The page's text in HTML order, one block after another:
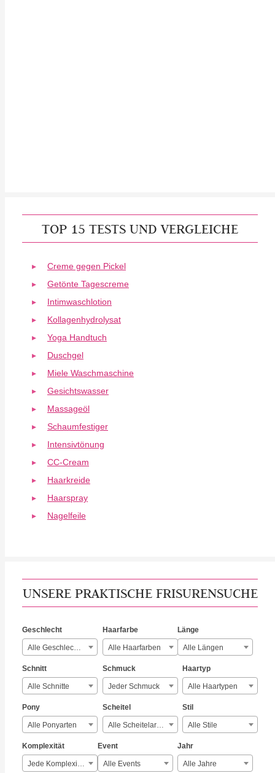
TOP 15 TESTS UND VERGLEICHE
Creme gegen Pickel
Getönte Tagescreme
Intimwaschlotion
Kollagenhydrolysat
Yoga Handtuch
Duschgel
Miele Waschmaschine
Gesichtswasser
Massageöl
Schaumfestiger
Intensivtönung
CC-Cream
Haarkreide
Haarspray
Nagelfeile
UNSERE PRAKTISCHE FRISURENSUCHE
Geschlecht
Alle Geschlechter
Haarfarbe
Alle Haarfarben
Länge
Alle Längen
Schnitt
Alle Schnitte
Schmuck
Jeder Schmuck
Haartyp
Alle Haartypen
Pony
Alle Ponyarten
Scheitel
Alle Scheitelarten
Stil
Alle Stile
Komplexität
Jede Komplexität
Event
Alle Events
Jahr
Alle Jahre